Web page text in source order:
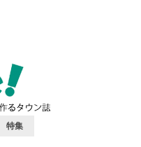
特集